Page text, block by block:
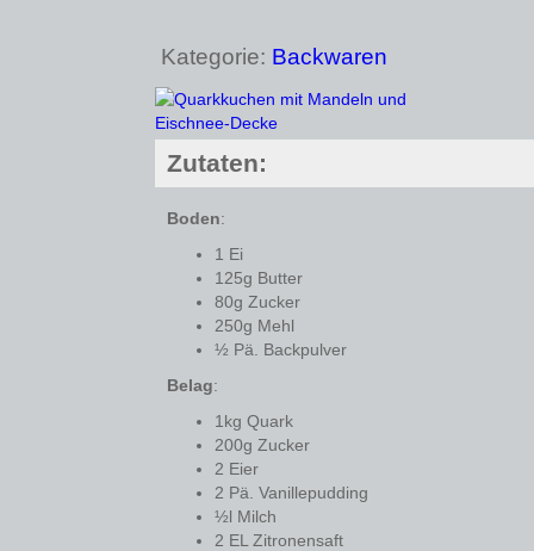
Kategorie: Backwaren
Zutaten:
Boden:
1 Ei
125g Butter
80g Zucker
250g Mehl
½ Pä. Backpulver
Belag:
1kg Quark
200g Zucker
2 Eier
2 Pä. Vanillepudding
½l Milch
2 EL Zitronensaft